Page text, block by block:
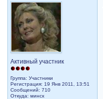
Активный участник
Группа: Участники
Регистрация: 19 Янв 2011, 13:51
Сообщений: 710
Откуда: минск